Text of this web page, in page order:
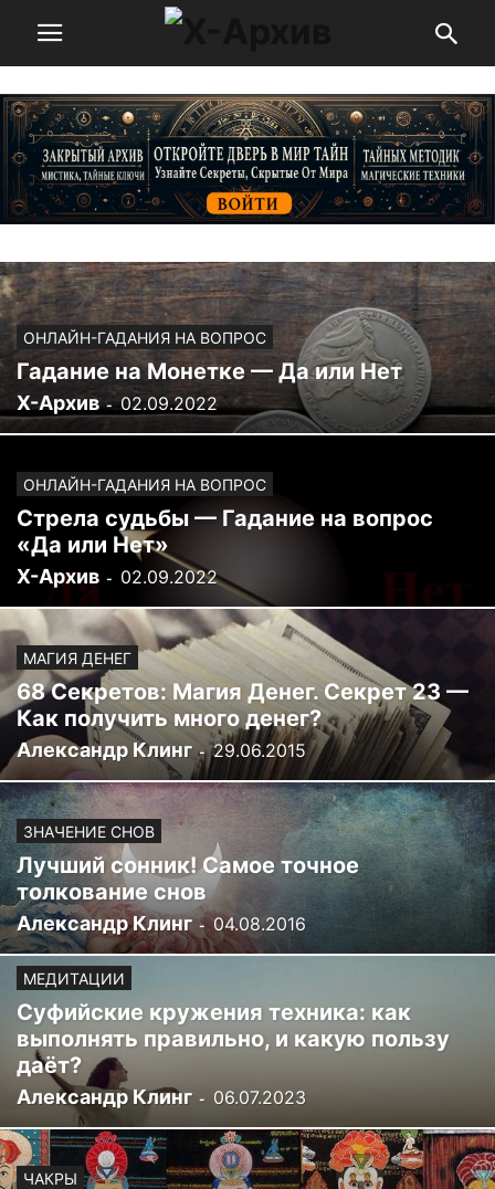
ОНЛАЙН-ГАДАНИЯ НА ВОПРОС
Гадание на Монетке — Да или Нет
Х-Архив - 02.09.2022
ОНЛАЙН-ГАДАНИЯ НА ВОПРОС
Стрела судьбы — Гадание на вопрос
«Да или Нет»
Х-Архив - 02.09.2022
МАГИЯ ДЕНЕГ
68 Секретов: Магия Денег. Секрет 23 —
Как получить много денег?
Александр Клинг - 29.06.2015
ЗНАЧЕНИЕ СНОВ
Лучший сонник! Самое точное
толкование снов
Александр Клинг - 04.08.2016
МЕДИТАЦИИ
Суфийские кружения техника: как
выполнять правильно, и какую пользу
даёт?
Александр Клинг - 06.07.2023
ЧАКРЫ